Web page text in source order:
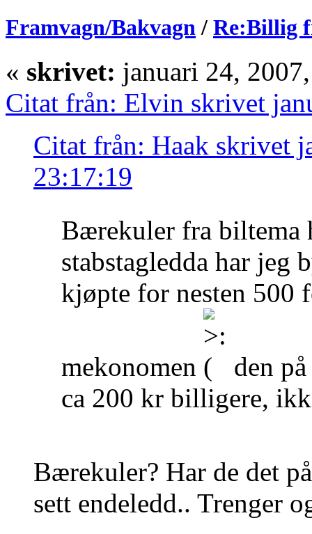
Framvagn/Bakvagn / Re:Billig
« skrivet: januari 24,
Citat från: Elvin skrivet
Citat från: Haak skrivet
23:17:19
Bærekuler fra biltema
stabstagledda har jeg
kjøpte for nesten 500
mekonomen
den
ca 200 kr billigere,
Bærekuler? Har de det
sett endeledd.. Trenger